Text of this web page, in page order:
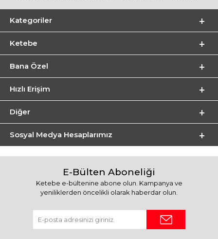
Kategoriler
Ketebe
Bana Özel
Hızlı Erişim
Diğer
Sosyal Medya Hesaplarımız
E-Bülten Aboneliği
Ketebe e-bültenine abone olun. Kampanya ve
yeniliklerden öncelikli olarak haberdar olun.